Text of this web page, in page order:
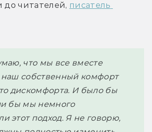
до читателей, писатель
что мы все вместе
собственный комфорт
то дискомфорта. И было бы
бы мы немного
этот подход. Я не говорю,